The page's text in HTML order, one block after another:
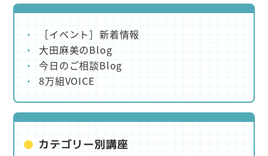
［イベント］新着情報
大田麻美のBlog
今日のご相談Blog
8万組VOICE
カテゴリー別講座